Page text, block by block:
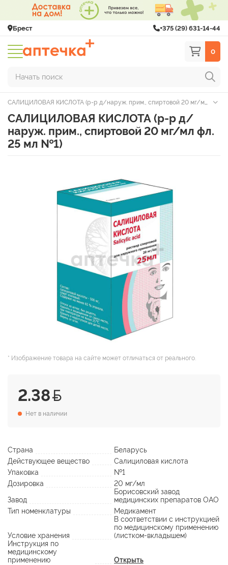
Брест +375 (29) 631-14-44
0
Начать поиск
САЛИЦИЛОВАЯ КИСЛОТА (р-р д/наруж. прим., спиртовой 20 мг/мл фл. 25 мл №1)
САЛИЦИЛОВАЯ КИСЛОТА (р-р д/
наруж. прим., спиртовой 20 мг/мл фл.
25 мл №1)
* Изображение товара на сайте может отличаться от реального.
2.38
Нет в наличии
Страна
Беларусь
Действующее вещество
Салициловая кислота
Упаковка
№1
Дозировка
20 мг/мл
Завод
Борисовский завод
медицинских препаратов ОАО
Тип номенклатуры
Медикамент
Условие хранения
В соответствии с инструкцией
по медицинскому применению
(листком-вкладышем)
Инструкция по
медицинскому
применению
Открыть